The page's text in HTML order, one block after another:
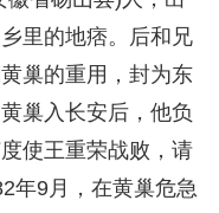
里的地痞。后和兄
巢的重用，封为东
巢入长安后，他负
使王重荣战败，请
年9月，在黄巢危急